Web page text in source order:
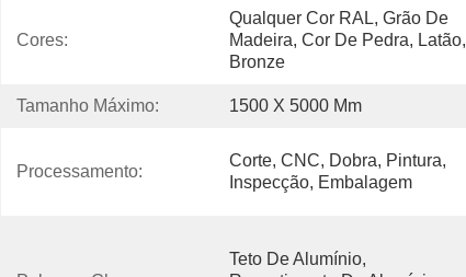
Cores:
Qualquer Cor RAL, Grão De
Madeira, Cor De Pedra, Latão,
Bronze
Tamanho Máximo: 1500 X 5000 Mm
Processamento:
Corte, CNC, Dobra, Pintura,
Inspecção, Embalagem
Teto De Alumínio,